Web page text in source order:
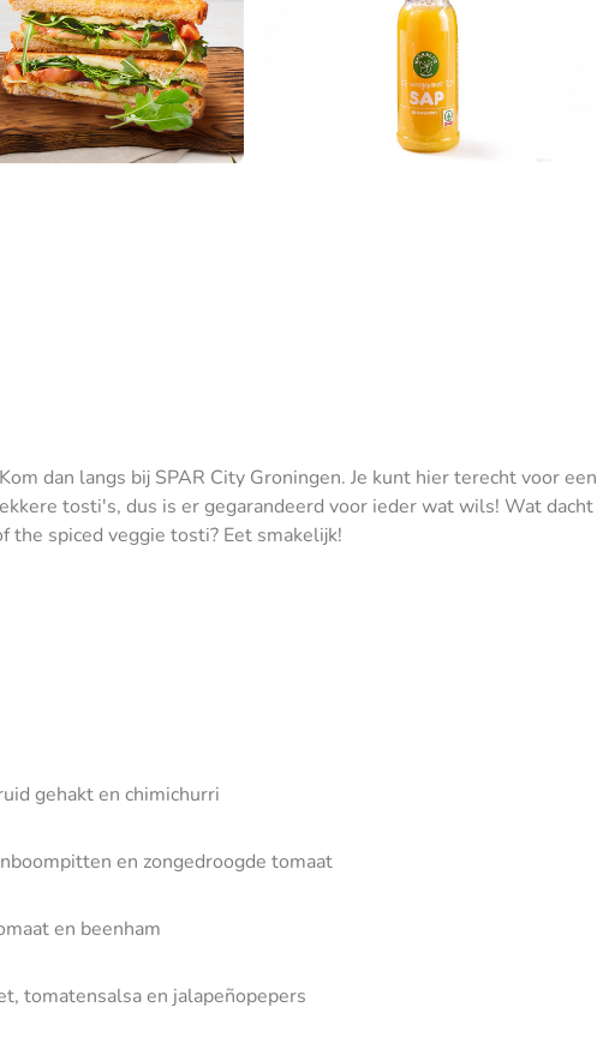
dan langs bij SPAR City Groningen. Je kunt hier terecht voor een
tosti's, dus is er gegarandeerd voor ieder wat wils! Wat dacht
spiced veggie tosti? Eet smakelijk!
gehakt en chimichurri
en zongedroogde tomaat
en beenham
tomatensalsa en jalapeñopepers